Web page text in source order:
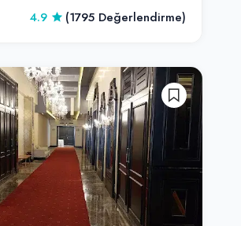
4.9 (1795 Değerlendirme)